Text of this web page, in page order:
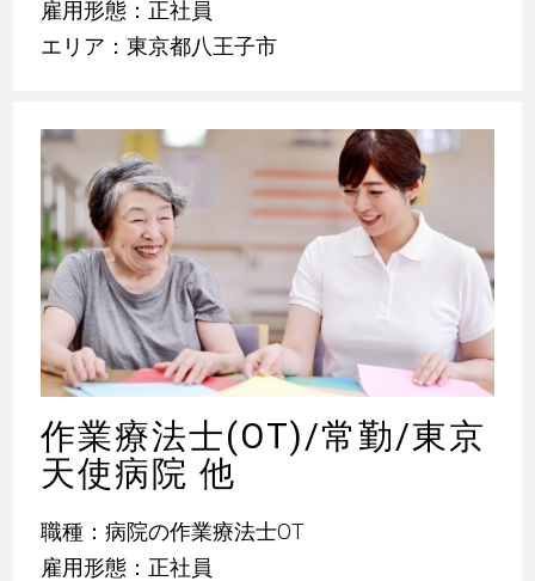
雇用形態：正社員
エリア：東京都八王子市
作業療法士(OT)/常勤/東京
天使病院 他
職種：病院の作業療法士OT
雇用形態：正社員